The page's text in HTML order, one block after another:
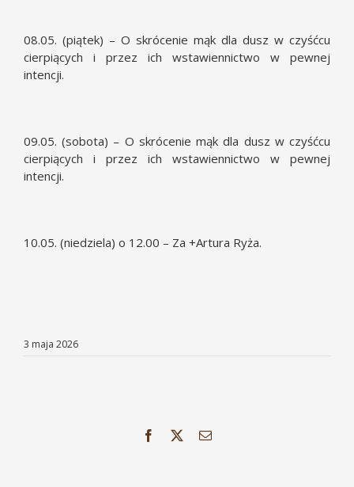
08.05. (piątek) – O skrócenie mąk dla dusz w czyśćcu
cierpiących i przez ich wstawiennictwo w pewnej
intencji.
09.05. (sobota) – O skrócenie mąk dla dusz w czyśćcu
cierpiących i przez ich wstawiennictwo w pewnej
intencji.
10.05. (niedziela) o 12.00 – Za +Artura Ryża.
3 maja 2026
Facebook Email